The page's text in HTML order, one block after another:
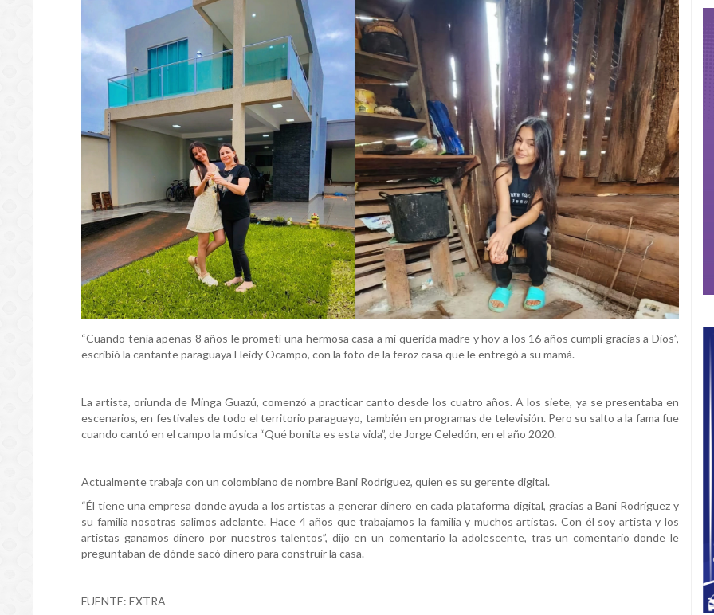
“Cuando tenía apenas 8 años le prometí una hermosa casa a mi querida madre y hoy a los 16 años cumplí gracias a Dios”,
escribió la cantante paraguaya Heidy Ocampo, con la foto de la feroz casa que le entregó a su mamá.
La artista, oriunda de Minga Guazú, comenzó a practicar canto desde los cuatro años. A los siete, ya se presentaba en
escenarios, en festivales de todo el territorio paraguayo, también en programas de televisión. Pero su salto a la fama fue
cuando cantó en el campo la música “Qué bonita es esta vida”, de Jorge Celedón, en el año 2020.
Actualmente trabaja con un colombiano de nombre Bani Rodríguez, quien es su gerente digital.
“Él tiene una empresa donde ayuda a los artistas a generar dinero en cada plataforma digital, gracias a Bani Rodríguez y
su familia nosotras salimos adelante. Hace 4 años que trabajamos la familia y muchos artistas. Con él soy artista y los
artistas ganamos dinero por nuestros talentos”, dijo en un comentario la adolescente, tras un comentario donde le
preguntaban de dónde sacó dinero para construir la casa.
FUENTE: EXTRA